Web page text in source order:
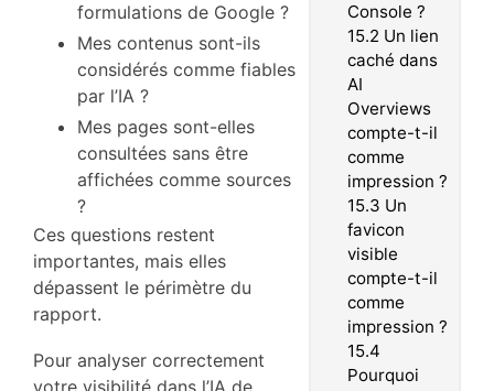
Console ?
15.2 Un lien
caché dans
AI
Overviews
compte-t-il
comme
impression ?
15.3 Un
favicon
visible
compte-t-il
comme
impression ?
15.4
Pourquoi
formulations de Google ?
Mes contenus sont-ils
considérés comme fiables
par l’IA ?
Mes pages sont-elles
consultées sans être
affichées comme sources
?
Ces questions restent
importantes, mais elles
dépassent le périmètre du
rapport.
Pour analyser correctement
votre visibilité dans l’IA de